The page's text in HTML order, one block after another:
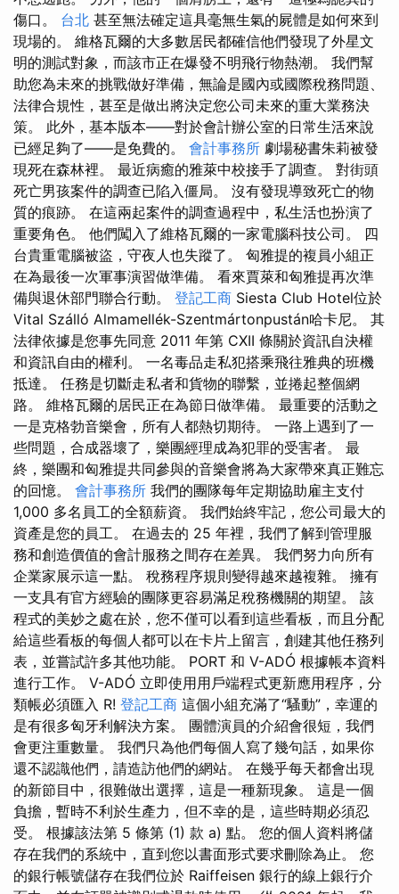
傷口。 台北 甚至無法確定這具毫無生氣的屍體是如何來到
現場的。 維格瓦爾的大多數居民都確信他們發現了外星文
明的測試對象，而該市正在爆發不明飛行物熱潮。 我們幫
助您為未來的挑戰做好準備，無論是國內或國際稅務問題、
法律合規性，甚至是做出將決定您公司未來的重大業務決
策。 此外，基本版本——對於會計辦公室的日常生活來說
已經足夠了——是免費的。 會計事務所 劇場秘書朱莉被發
現死在森林裡。 最近病癒的雅萊中校接手了調查。 對街頭
死亡男孩案件的調查已陷入僵局。 沒有發現導致死亡的物
質的痕跡。 在這兩起案件的調查過程中，私生活也扮演了
重要角色。 他們闖入了維格瓦爾的一家電腦科技公司。 四
台貴重電腦被盜，守夜人也失蹤了。 匈雅提的複員小組正
在為最後一次軍事演習做準備。 看來賈萊和匈雅提再次準
備與退休部門聯合行動。 登記工商 Siesta Club Hotel位於
Vital Szálló Almamellék-Szentmártonpustán哈卡尼。 其
法律依據是您事先同意 2011 年第 CXII 條關於資訊自決權
和資訊自由的權利。 一名毒品走私犯搭乘飛往雅典的班機
抵達。 任務是切斷走私者和貨物的聯繫，並捲起整個網
路。 維格瓦爾的居民正在為節日做準備。 最重要的活動之
一是克格勃音樂會，所有人都熱切期待。 一路上遇到了一
些問題，合成器壞了，樂團經理成為犯罪的受害者。 最
終，樂團和匈雅提共同參與的音樂會將為大家帶來真正難忘
的回憶。 會計事務所 我們的團隊每年定期協助雇主支付
1,000 多名員工的全額薪資。 我們始終牢記，您公司最大的
資產是您的員工。 在過去的 25 年裡，我們了解到管理服
務和創造價值的會計服務之間存在差異。 我們努力向所有
企業家展示這一點。 稅務程序規則變得越來越複雜。 擁有
一支具有官方經驗的團隊更容易滿足稅務機關的期望。 該
程式的美妙之處在於，您不僅可以看到這些看板，而且分配
給這些看板的每個人都可以在卡片上留言，創建其他任務列
表，並嘗試許多其他功能。 PORT 和 V-ADÓ 根據帳本資料
進行工作。 V-ADÓ 立即使用用戶端程式更新應用程序，分
類帳必須匯入 R! 登記工商 這個小組充滿了“騷動”，幸運的
是有很多匈牙利解決方案。 團體演員的介紹會很短，我們
會更注重數量。 我們只為他們每個人寫了幾句話，如果你
還不認識他們，請造訪他們的網站。 在幾乎每天都會出現
的新節目中，很難做出選擇，這是一種新現象。 這是一個
負擔，暫時不利於生產力，但不幸的是，這些時期必須忍
受。 根據該法第 5 條第 (1) 款 a) 點。 您的個人資料將儲
存在我們的系統中，直到您以書面形式要求刪除為止。 您
的銀行帳號儲存在我們位於 Raiffeisen 銀行的線上銀行介